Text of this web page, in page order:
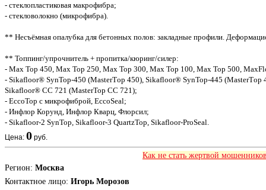
- стеклопластиковая макрофибра;
- стекловолокно (микрофибра).
** Несъёмная опалубка для бетонных полов: закладные профили.
** Топпинг/упрочнитель + пропитка/кюринг/силер:
- Max Top 450, Max Top 250, Max Top 300, Max Top 100, Max Top 500,
- Sikafloor® SynTop-450 (MasterТop 450), Sikafloor® SynTop-445 (MasterТop
Sikafloor® CC 721 (MasterTop CC 721);
- EccoTop с микрофиброй, EccoSeal;
- Инфлор Корунд, Инфлор Кварц, Флорсил;
- Sikafloor-2 SynTop, Sikafloor-3 QuartzTop, Sikafloor-ProSeal.
Цена: 0 руб.
Как не стать жертвой
Регион: Москва
Контактное лицо: Игорь Морозов